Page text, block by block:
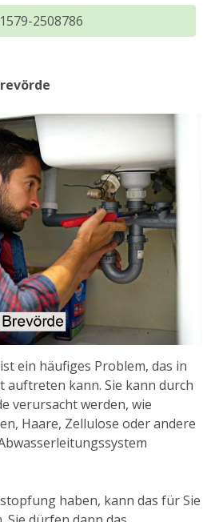
2508786
ein häufiges Problem, das in
auftreten kann. Sie kann durch
verursacht werden, wie
Haare, Zellulose oder andere
haben, kann das für Sie